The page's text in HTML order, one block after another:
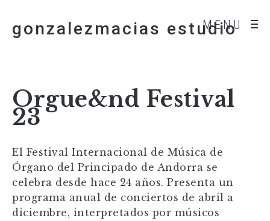
MENU
gonzalezmacias estudio
Orgue&nd Festival
23
El Festival Internacional de Música de
Órgano del Principado de Andorra se
celebra desde hace 24 años. Presenta un
programa anual de conciertos de abril a
diciembre, interpretados por músicos